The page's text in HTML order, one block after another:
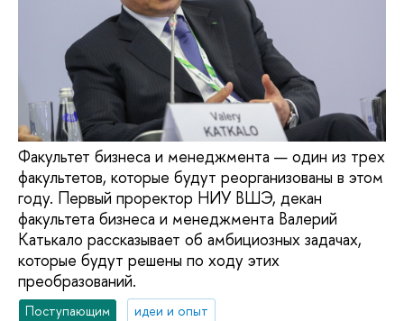
Факультет бизнеса и менеджмента — один из трех
факультетов, которые будут реорганизованы в этом
году. Первый проректор НИУ ВШЭ, декан
факультета бизнеса и менеджмента Валерий
Катькало рассказывает об амбициозных задачах,
которые будут решены по ходу этих
преобразований.
Поступающим
идеи и опыт